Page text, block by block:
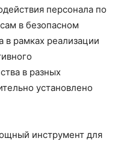
персонала по
в безопасном
в рамках реализации
в разных
установлено
инструмент для